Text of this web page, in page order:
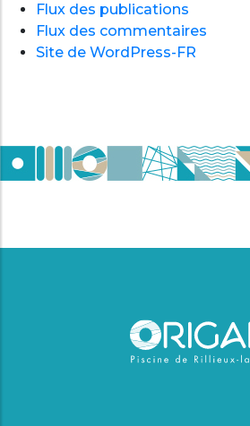
Flux des publications
Flux des commentaires
Site de WordPress-FR